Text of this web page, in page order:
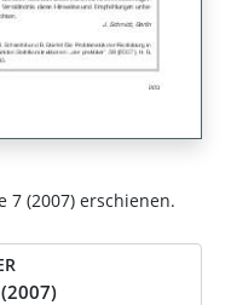
7 (2007) erschienen.